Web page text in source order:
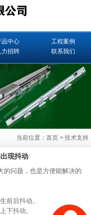
品中心
工程案例
力招聘 联系我们
当前位置： 首页 > 技术支持
现抖动
的问题，也是方便能解决的
前后抖动。
下抖动。